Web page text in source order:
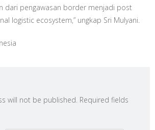
dari pengawasan border menjadi post
logistic ecosystem,” ungkap Sri Mulyani.
will not be published. Required fields